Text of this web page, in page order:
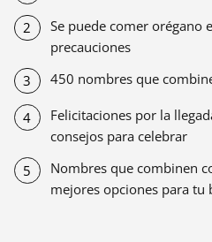
Se puede comer orégano
precauciones
450 nombres que
Felicitaciones por la
consejos para celebrar
Nombres que combinen
mejores opciones para tu